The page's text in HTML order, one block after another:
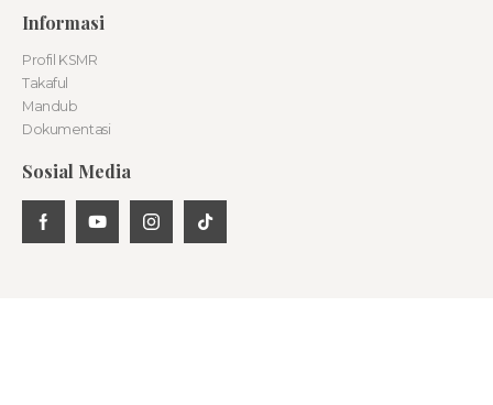
Informasi
Profil KSMR
Takaful
Mandub
Dokumentasi
Sosial Media